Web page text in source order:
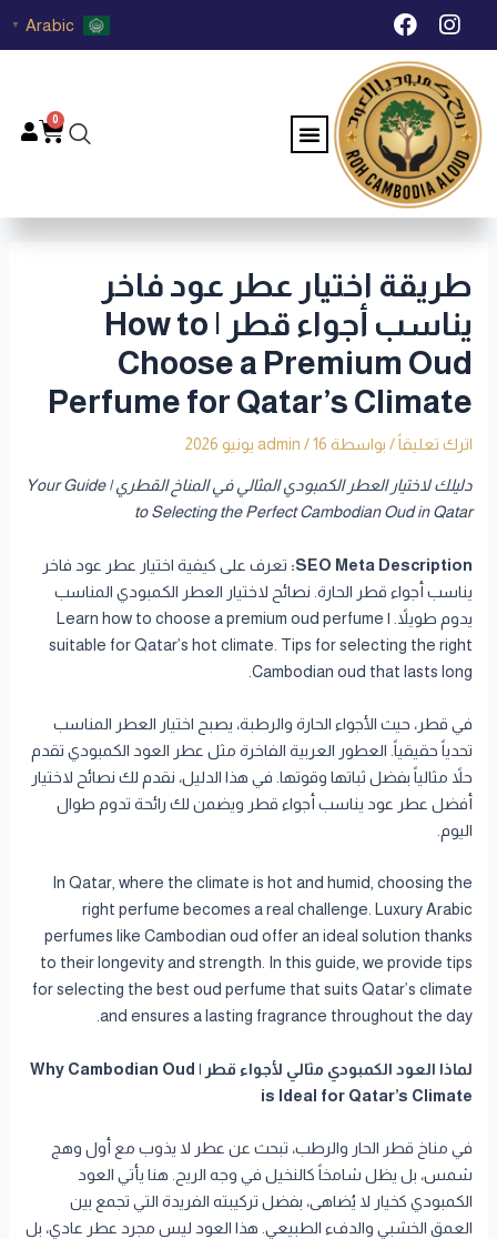
تخطي I
n
s
t
a
g
r
a
m
F
a
c
e
b
o
o
k
Arabic
▼
Menu
0
طريقة اختيار عطر عود فاخر
يناسب أجواء قطر | How to
Choose a Premium Oud
Perfume for Qatar’s Climate
اترك تعليقاً / بواسطة admin /16 يونيو 2026
دليلك لاختيار العطر الكمبودي المثالي في المناخ القطري | Your Guide
to Selecting the Perfect Cambodian Oud in Qatar
SEO Meta Description: تعرف على كيفية اختيار عطر عود فاخر
يناسب أجواء قطر الحارة. نصائح لاختيار العطر الكمبودي المناسب
يدوم طويلاً. | Learn how to choose a premium oud perfume
suitable for Qatar’s hot climate. Tips for selecting the right
Cambodian oud that lasts long.
في قطر، حيث الأجواء الحارة والرطبة، يصبح اختيار العطر المناسب
تحدياً حقيقياً. العطور العربية الفاخرة مثل عطر العود الكمبودي تقدم
حلاً مثالياً بفضل ثباتها وقوتها. في هذا الدليل، نقدم لك نصائح لاختيار
أفضل عطر عود يناسب أجواء قطر ويضمن لك رائحة تدوم طوال
اليوم.
In Qatar, where the climate is hot and humid, choosing the
right perfume becomes a real challenge. Luxury Arabic
perfumes like Cambodian oud offer an ideal solution thanks
to their longevity and strength. In this guide, we provide tips
for selecting the best oud perfume that suits Qatar’s climate
and ensures a lasting fragrance throughout the day.
لماذا العود الكمبودي مثالي لأجواء قطر | Why Cambodian Oud
is Ideal for Qatar’s Climate
في مناخ قطر الحار والرطب، تبحث عن عطر لا يذوب مع أول وهج
شمس، بل يظل شامخاً كالنخيل في وجه الريح. هنا يأتي العود
الكمبودي كخيار لا يُضاهى، بفضل تركيبته الفريدة التي تجمع بين
العمق الخشبي والدفء الطبيعي. هذا العود ليس مجرد عطر عادي، بل
Post
navigation